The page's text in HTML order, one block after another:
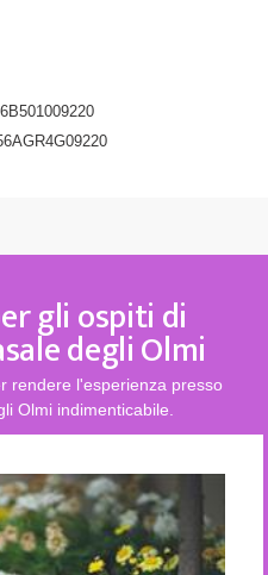
gli ospiti di
degli Olmi
rendere l'esperienza presso
Olmi indimenticabile.